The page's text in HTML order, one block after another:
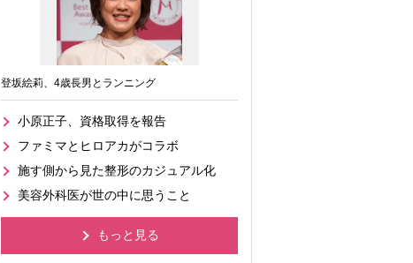
登坂絵莉、4歳長男とランニング
小原正子、資格取得を報告
ファミマとヒロアカがコラボ
施す側から見た整形のカジュアル化
美容外科医が世の中に思うこと
もっと見る